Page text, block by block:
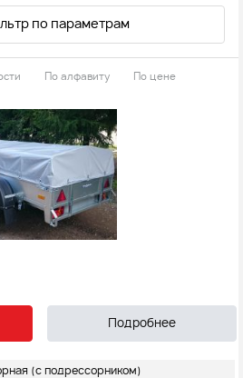
по параметрам
По алфавиту По цене
Подробнее
(с подрессорником)